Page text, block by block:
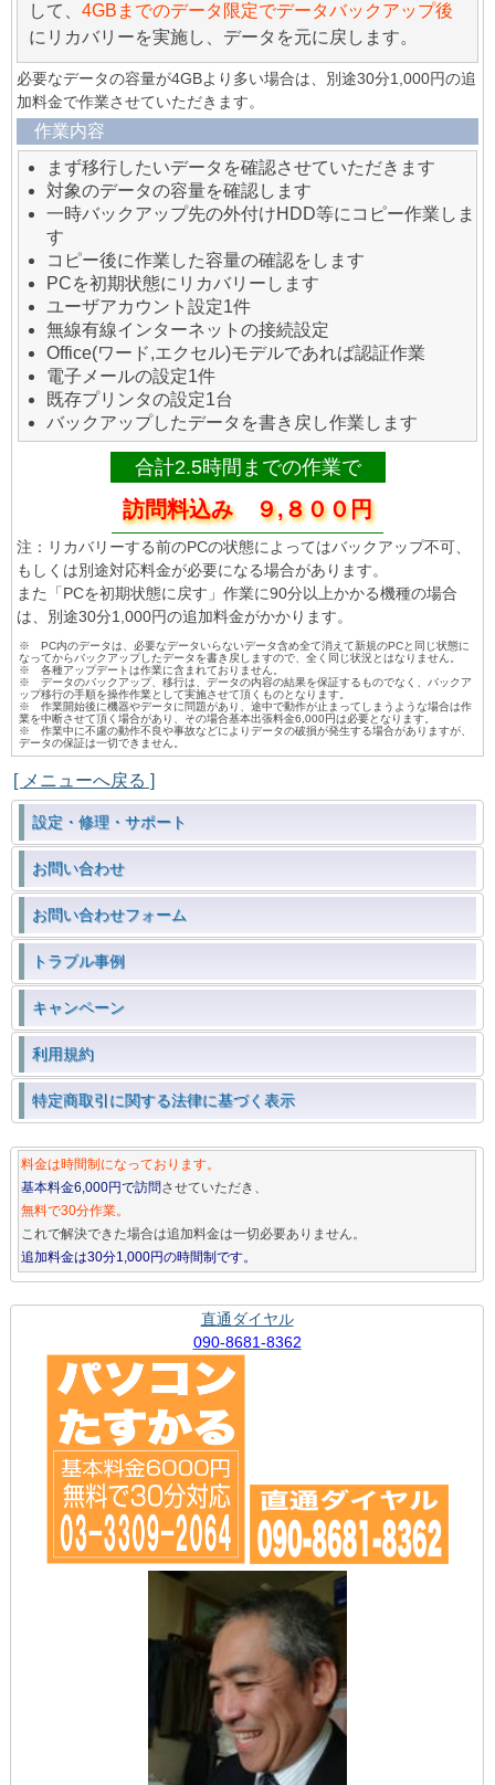
して、 4GBまでのデータ限定でデータバックアップ後
にリカバリーを実施し、データを元に戻します。
必要なデータの容量が4GBより多い場合は、別途30分1,000円の追
加料金で作業させていただきます。
作業内容
まず移行したいデータを確認させていただきます
対象のデータの容量を確認します
一時バックアップ先の外付けHDD等にコピー作業しま
す
コピー後に作業した容量の確認をします
PCを初期状態にリカバリーします
ユーザアカウント設定1件
無線有線インターネットの接続設定
Office(ワード,エクセル)モデルであれば認証作業
電子メールの設定1件
既存プリンタの設定1台
バックアップしたデータを書き戻し作業します
合計2.5時間までの作業で
訪問料込み ９,８００円
注：リカバリーする前のPCの状態によってはバックアップ不可、
もしくは別途対応料金が必要になる場合があります。
また「PCを初期状態に戻す」作業に90分以上かかる機種の場合
は、別途30分1,000円の追加料金がかかります。
※ PC内のデータは、必要なデータいらないデータ含め全て消えて新規のPCと同じ状態に
なってからバックアップしたデータを書き戻しますので、全く同じ状況とはなりません。
※ 各種アップデートは作業に含まれておりません。
※ データのバックアップ、移行は、データの内容の結果を保証するものでなく、バックア
ップ移行の手順を操作作業として実施させて頂くものとなります。
※ 作業開始後に機器やデータに問題があり、途中で動作が止まってしまうような場合は作
業を中断させて頂く場合があり、その場合基本出張料金6,000円は必要となります。
※ 作業中に不慮の動作不良や事故などによりデータの破損が発生する場合がありますが、
データの保証は一切できません。
[ メニューへ戻る ]
設定・修理・サポート
お問い合わせ
お問い合わせフォーム
トラブル事例
キャンペーン
利用規約
特定商取引に関する法律に基づく表示
料金は時間制になっております。
基本料金6,000円で訪問させていただき、
無料で30分作業。
これで解決できた場合は追加料金は一切必要ありません。
追加料金は30分1,000円の時間制です。
直通ダイヤル
090-8681-8362